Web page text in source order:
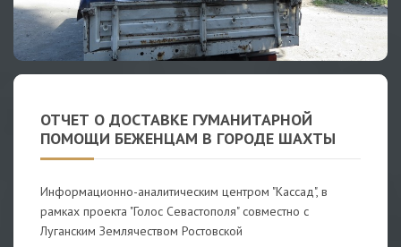
ОТЧЕТ О ДОСТАВКЕ ГУМАНИТАРНОЙ
ПОМОЩИ БЕЖЕНЦАМ В ГОРОДЕ ШАХТЫ
Информационно-аналитическим центром "Кассад", в
рамках проекта "Голос Севастополя" совместно с
Луганским Землячеством Ростовской